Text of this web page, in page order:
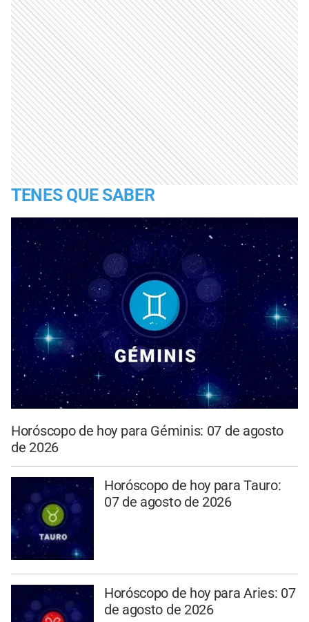
TENES QUE SABER
Horóscopo de hoy para Géminis: 07 de agosto
de 2026
Horóscopo de hoy para Tauro:
07 de agosto de 2026
Horóscopo de hoy para Aries: 07
de agosto de 2026